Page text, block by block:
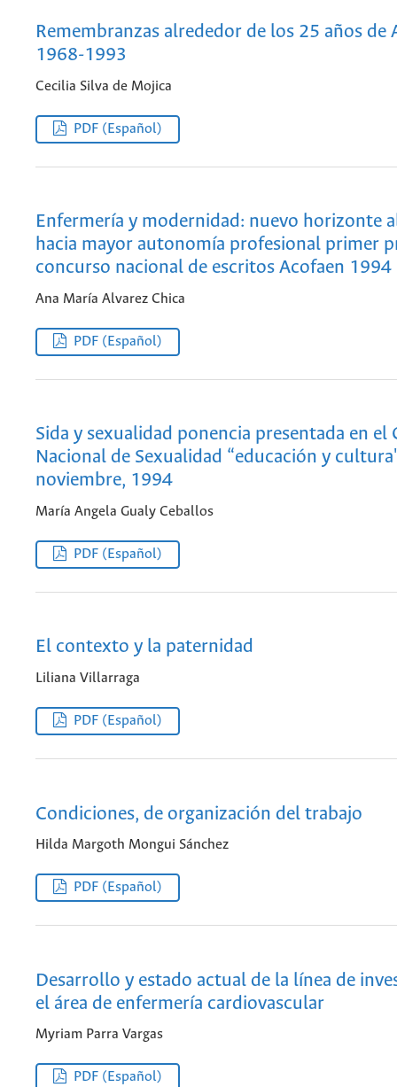
Remembranzas alrededor de los 25 años de
1968-1993
Cecilia Silva de Mojica
PDF (Español)
Enfermería y modernidad: nuevo horizonte
hacia mayor autonomía profesional primer
concurso nacional de escritos Acofaen 1994
Ana María Alvarez Chica
PDF (Español)
Sida y sexualidad ponencia presentada en el
Nacional de Sexualidad “educación y
noviembre, 1994
María Angela Gualy Ceballos
PDF (Español)
El contexto y la paternidad
Liliana Villarraga
PDF (Español)
Condiciones, de organización del trabajo
Hilda Margoth Mongui Sánchez
PDF (Español)
Desarrollo y estado actual de la línea de
el área de enfermería cardiovascular
Myriam Parra Vargas
PDF (Español)